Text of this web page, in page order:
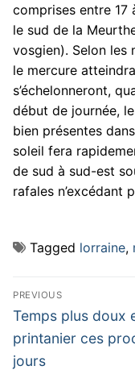
comprises entre 17
le sud de la
vosgien). Selon les
le mercure
s’échelonneront,
début de journée,
bien présentes
soleil fera
de sud à sud-est
rafales n’excédant
Tagged lorraine,
Navigation
de
l’article
PREVIOUS
Previous
post:
Temps plus doux
printanier ces
jours